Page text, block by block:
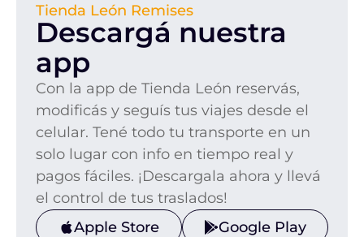
Tienda León Remises
Descargá nuestra
app
Con la app de Tienda León reservás,
modificás y seguís tus viajes desde el
celular. Tené todo tu transporte en un
solo lugar con info en tiempo real y
pagos fáciles. ¡Descargala ahora y llevá
el control de tus traslados!
Apple Store
Google Play